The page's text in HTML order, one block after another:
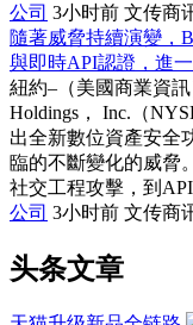
公司 3小时前 文传商
隨著威脅持續演變，
與即時API認證，進
紐約–（美國商業資
Holdings， Inc.（
出全新數位資產安全
臨的不斷變化的威脅
社交工程攻擊，到
公司 3小时前 文传商
头条文章